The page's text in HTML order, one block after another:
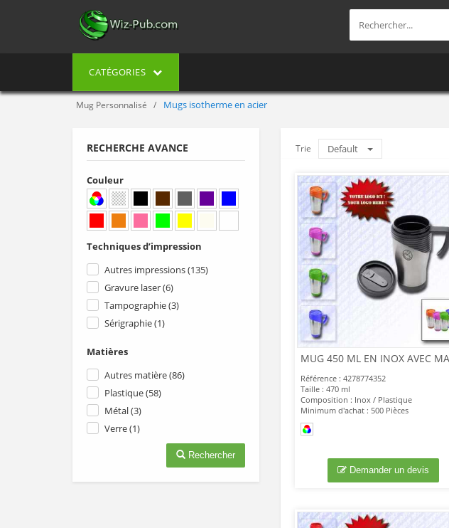
CATÉGORIES
Mug Personnalisé Mugs isotherme en acier
RECHERCHE AVANCE
Couleur
Techniques d’impression
Autres impressions (135)
Gravure laser (6)
Tampographie (3)
Sérigraphie (1)
Matières
Autres matière (86)
Plastique (58)
Métal (3)
Verre (1)
Rechercher
Trie Default
Référence : 4278774352
Taille : 470 ml
Composition : Inox / Plastique
Minimum d'achat : 500 Pièces
Demander un devis